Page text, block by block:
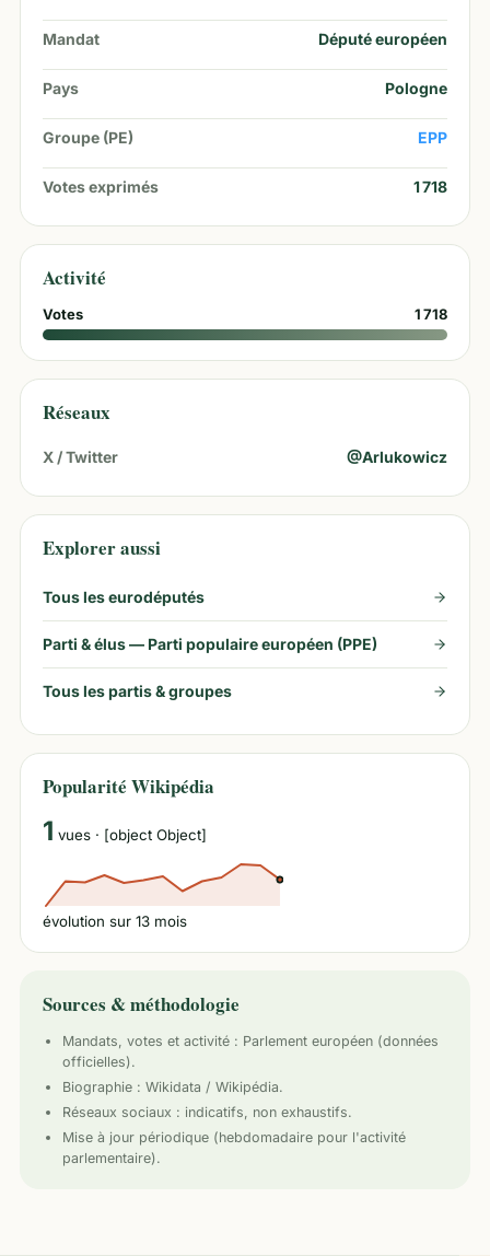
Mandat Député européen
Pays Pologne
Groupe (PE) EPP
Votes exprimés 1 718
Activité
Votes 1 718
Réseaux
X / Twitter @Arlukowicz
Explorer aussi
Tous les eurodéputés
Parti & élus — Parti populaire européen (PPE)
Tous les partis & groupes
Popularité Wikipédia
1 vues · [object Object]
évolution sur 13 mois
Sources & méthodologie
Mandats, votes et activité : Parlement européen (données
officielles).
Biographie : Wikidata / Wikipédia.
Réseaux sociaux : indicatifs, non exhaustifs.
Mise à jour périodique (hebdomadaire pour l'activité
parlementaire).